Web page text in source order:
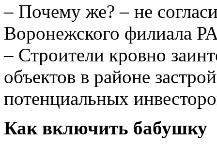
– Почему же? – не
Воронежского филиала
– Строители кровно
объектов в районе
потенциальных
Как включить бабушку